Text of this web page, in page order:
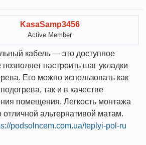
KasaSamp3456
Active Member
кабель — это доступное
настроить шаг укладки
Его можно использовать как
так и в качестве
помещения. Легкость монтажа
отличной альтернативой матам.
podsolncem.com.ua/teplyi-pol-ru